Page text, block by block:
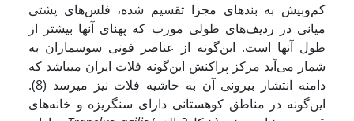
کم‌وبیش به بندهای مجزا تقسیم شده، فلس‌های پشتی
میانی در ردیف‌های طولی مورب که پهنای آنها بیشتر از
طول آنها است. این‌گونه از عناصر فونی سوسماران به
شمار می‌آید مرکز پراکنش این‌گونه فلات ایران می­باشد که
دامنه انتشار بیرونی آن به حاشیه فلات نیز می­رسد (8).
این‌گونه در مناطق کوهستانی دارای سنگریزه و خانه‌های